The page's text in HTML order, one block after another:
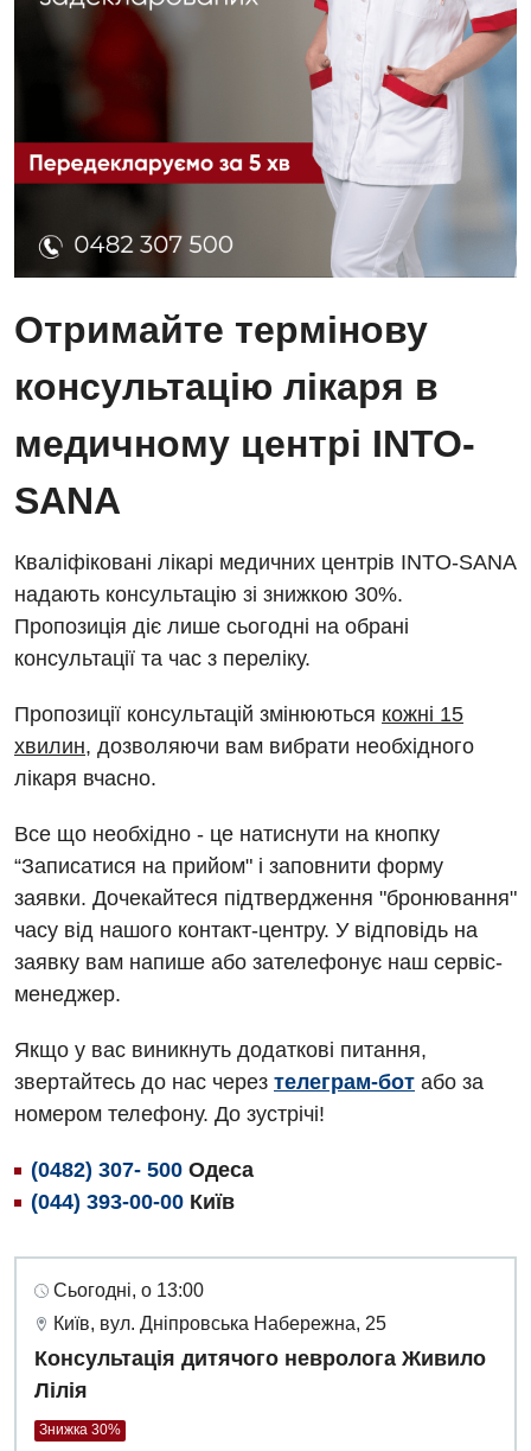
Отримайте термінову
консультацію лікаря в
медичному центрі INTO-
SANA
Кваліфіковані лікарі медичних центрів INTO-SANA
надають консультацію зі знижкою 30%.
Пропозиція діє лише сьогодні на обрані
консультації та час з переліку.
Пропозиції консультацій змінюються кожні 15
хвилин, дозволяючи вам вибрати необхідного
лікаря вчасно.
Все що необхідно - це натиснути на кнопку
“Записатися на прийом" і заповнити форму
заявки. Дочекайтеся підтвердження "бронювання"
часу від нашого контакт-центру. У відповідь на
заявку вам напише або зателефонує наш сервіс-
менеджер.
Якщо у вас виникнуть додаткові питання,
звертайтесь до нас через телеграм-бот або за
номером телефону. До зустрічі!
(0482) 307- 500 Одеса
(044) 393-00-00 Київ
Сьогодні, о 13:00
Київ, вул. Дніпровська Набережна, 25
Консультація дитячого невролога Живило
Лілія
Знижка 30%